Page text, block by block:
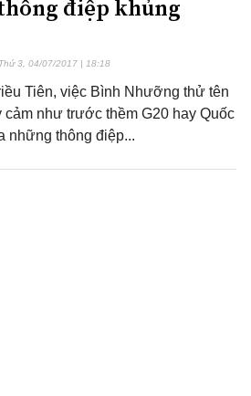
điệp khủng
Thứ 3, 04/07/2017 | 18:18
Tiên, việc Bình Nhưỡng thử tên
cảm như trước thềm G20 hay Quốc
những thông điệp...